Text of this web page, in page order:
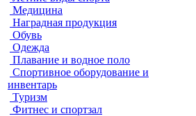
Медицина
Наградная продукция
Обувь
Одежда
Плавание и водное поло
Спортивное оборудование и
инвентарь
Туризм
Фитнес и спортзал